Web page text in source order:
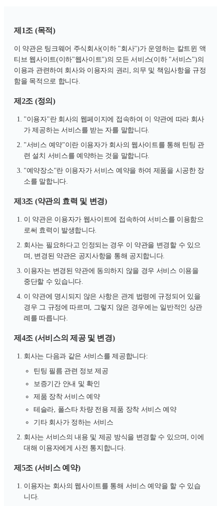
제1조 (목적)
이 약관은 팅크웨어 주식회사(이하 "회사")가 운영하는 칼트윈 액
티브 웹사이트(이하"웹사이트")의 모든 서비스(이하 "서비스")의
이용과 관련하여 회사와 이용자의 권리, 의무 및 책임사항을 규정
함을 목적으로 합니다.
제2조 (정의)
"이용자"란 회사의 웹페이지에 접속하여 이 약관에 따라 회사
가 제공하는 서비스를 받는 자를 말합니다.
"서비스 예약"이란 이용자가 회사의 웹사이트를 통해 틴팅 관
련 설치 서비스를 예약하는 것을 말합니다.
"예약장소"란 이용자가 서비스 예약을 하여 제품을 시공한 장
소를 말합니다.
제3조 (약관의 효력 및 변경)
이 약관은 이용자가 웹사이트에 접속하여 서비스를 이용함으
로써 효력이 발생합니다.
회사는 필요하다고 인정되는 경우 이 약관을 변경할 수 있으
며, 변경된 약관은 공지사항을 통해 공지합니다.
이용자는 변경된 약관에 동의하지 않을 경우 서비스 이용을
중단할 수 있습니다.
이 약관에 명시되지 않은 사항은 관계 법령에 규정되어 있을
경우 그 규정에 따르며, 그렇지 않은 경우에는 일반적인 상관
례를 따릅니다.
제4조 (서비스의 제공 및 변경)
회사는 다음과 같은 서비스를 제공합니다:
틴팅 필름 관련 정보 제공
보증기간 안내 및 확인
제품 장착 서비스 예약
테슬라, 폴스타 차량 전용 제품 장착 서비스 예약
기타 회사가 정하는 서비스
회사는 서비스의 내용 및 제공 방식을 변경할 수 있으며, 이에
대해 이용자에게 사전 통지합니다.
제5조 (서비스 예약)
이용자는 회사의 웹사이트를 통해 서비스 예약을 할 수 있습
니다.